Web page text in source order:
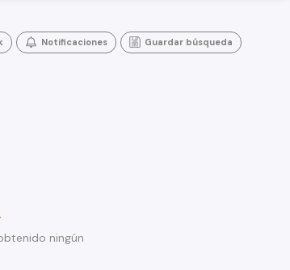
Notificaciones Guardar búsqueda
ningún